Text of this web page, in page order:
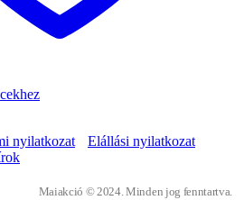
nyilatkozat
Elállási nyilatkozat
Maiakció © 2024. Minden jog fenntartva.